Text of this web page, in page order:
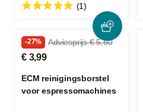
(1)
-27% Adviesprijs € 5,50
€ 3,99
ECM reinigingsborstel
voor espressomachines